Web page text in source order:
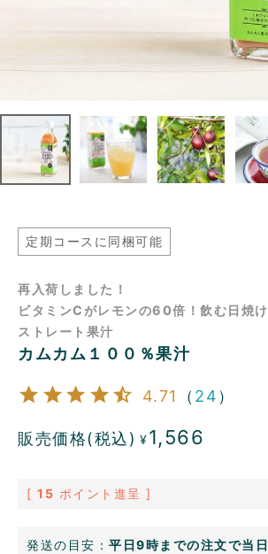
定期コースに同梱可能
再入荷しました！
ビタミンCがレモンの60倍！飲む日焼
ストレート果汁
カムカム１００％果汁
4.71 （ 24 ）
販売価格(税込) ¥1,566
[ 15 ポイント進呈 ]
発送の目安： 平日9時までの注文で当